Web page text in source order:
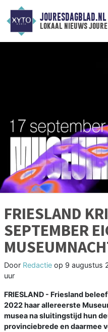
JOURESDAGBLAD.NL
lokaal nieuws
FRIESLAND
SEPTEMBER
Door Redactie op 9 augustus
uur
FRIESLAND - Friesland
2022 haar allereerste
musea na sluitingstijd hun
provinciebrede en daarmee